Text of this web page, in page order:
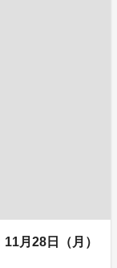
月28日（月）